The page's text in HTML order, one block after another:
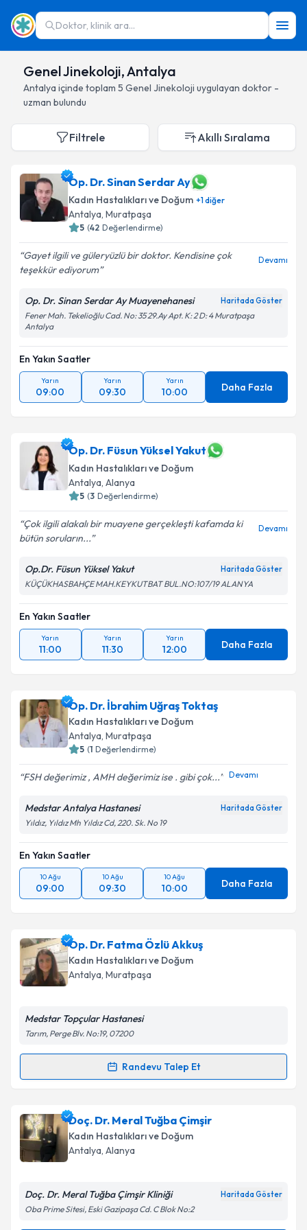
Doktor, klinik ara...
Genel Jinekoloji, Antalya
Antalya içinde toplam 5 Genel Jinekoloji uygulayan doktor -
uzman bulundu
Filtrele Akıllı Sıralama
Op. Dr. Sinan Serdar Ay
Kadın Hastalıkları ve Doğum +1diğer
Antalya, Muratpaşa
5 (42 Değerlendirme)
Gayet ilgili ve güleryüzlü bir doktor. Kendisine çok
teşekkür ediyorum
Devamı
Op. Dr. Sinan Serdar Ay Muayenehanesi Haritada Göster
Fener Mah. Tekelioğlu Cad. No: 35 29.Ay Apt. K: 2 D: 4 Muratpaşa
Antalya
En Yakın Saatler
Yarın
09:00
Yarın
09:30
Yarın
10:00 Daha Fazla
Op. Dr. Füsun Yüksel Yakut
Kadın Hastalıkları ve Doğum
Antalya, Alanya
5 (3 Değerlendirme)
Çok ilgili alakalı bir muayene gerçekleşti kafamda ki
bütün soruların...
Devamı
Op.Dr. Füsun Yüksel Yakut Haritada Göster
KÜÇÜKHASBAHÇE MAH.KEYKUTBAT BUL.NO:107/19 ALANYA
En Yakın Saatler
Yarın
11:00
Yarın
11:30
Yarın
12:00 Daha Fazla
Op. Dr. İbrahim Uğraş Toktaş
Kadın Hastalıkları ve Doğum
Antalya, Muratpaşa
5 (1 Değerlendirme)
FSH değerimiz , AMH değerimiz ise . gibi çok... Devamı
Medstar Antalya Hastanesi Haritada Göster
Yıldız, Yıldız Mh Yıldız Cd, 220. Sk. No 19
En Yakın Saatler
10 Ağu
09:00
10 Ağu
09:30
10 Ağu
10:00 Daha Fazla
Op. Dr. Fatma Özlü Akkuş
Kadın Hastalıkları ve Doğum
Antalya, Muratpaşa
Medstar Topçular Hastanesi
Tarım, Perge Blv. No:19, 07200
Randevu Talep Et
Randevu Takvimi Talebi
Op. Dr. Fatma Özlü Akkuşiçin randevu takvimi talebi
oluşturun. Size bu uzmandan randevu almanız için bir
takvim hazırlandığında e-posta ile bilgilendireceğiz.
Doç. Dr. Meral Tuğba Çimşir
Kadın Hastalıkları ve Doğum
Antalya, Alanya
Doç. Dr. Meral Tuğba Çimşir Kliniği Haritada Göster
Oba Prime Sitesi, Eski Gazipaşa Cd. C Blok No:2